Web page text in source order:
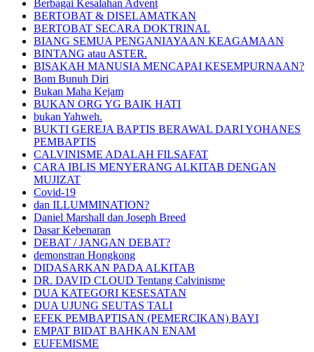
Berbagai Kesalahan Advent
BERTOBAT & DISELAMATKAN
BERTOBAT SECARA DOKTRINAL
BIANG SEMUA PENGANIAYAAN KEAGAMAAN
BINTANG atau ASTER.
BISAKAH MANUSIA MENCAPAI KESEMPURNAAN?
Bom Bunuh Diri
Bukan Maha Kejam
BUKAN ORG YG BAIK HATI
bukan Yahweh.
BUKTI GEREJA BAPTIS BERAWAL DARI YOHANES
PEMBAPTIS
CALVINISME ADALAH FILSAFAT
CARA IBLIS MENYERANG ALKITAB DENGAN
MUJIZAT
Covid-19
dan ILLUMMINATION?
Daniel Marshall dan Joseph Breed
Dasar Kebenaran
DEBAT / JANGAN DEBAT?
demonstran Hongkong
DIDASARKAN PADA ALKITAB
DR. DAVID CLOUD Tentang Calvinisme
DUA KATEGORI KESESATAN
DUA UJUNG SEUTAS TALI
EFEK PEMBAPTISAN (PEMERCIKAN) BAYI
EMPAT BIDAT BAHKAN ENAM
EUFEMISME